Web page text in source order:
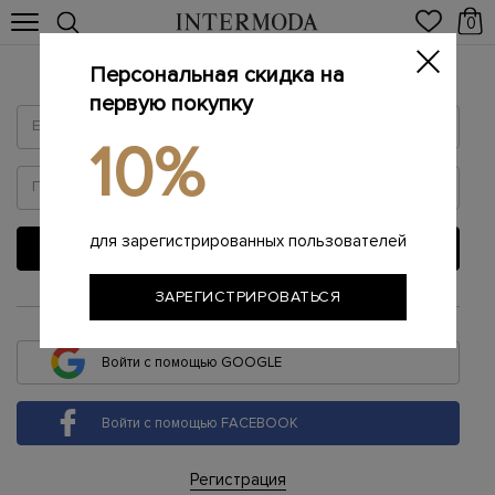
0
Войти
ВОЙТИ
или
Войти с помощью GOOGLE
Войти с помощью FACEBOOK
Регистрация
Персональная скидка на
первую покупку
10%
для зарегистрированных пользователей
ЗАРЕГИСТРИРОВАТЬСЯ